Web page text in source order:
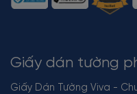
Giấy dán tường
Giấy Dán Tường Viva -